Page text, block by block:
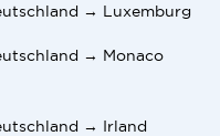
→ Luxemburg
→ Monaco
→ Irland